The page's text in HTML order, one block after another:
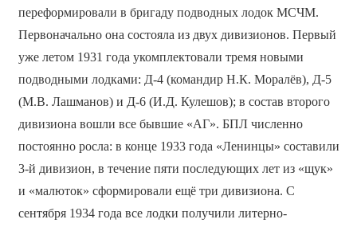
переформировали в бригаду подводных лодок МСЧМ.
Первоначально она состояла из двух дивизионов. Первый
уже летом 1931 года укомплектовали тремя новыми
подводными лодками: Д-4 (командир Н.К. Моралёв), Д-5
(М.В. Лашманов) и Д-6 (И.Д. Кулешов); в состав второго
дивизиона вошли все бывшие «АГ». БПЛ численно
постоянно росла: в конце 1933 года «Ленинцы» составили
3-й дивизион, в течение пяти последующих лет из «щук»
и «малюток» сформировали ещё три дивизиона. С
сентября 1934 года все лодки получили литерно-